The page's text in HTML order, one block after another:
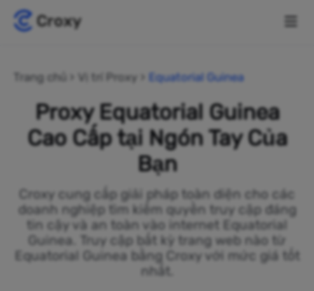
Trang chủ Vị trí Proxy Equatorial Guinea
Proxy Equatorial Guinea
Cao Cấp tại Ngón Tay Của
Bạn
Croxy cung cấp giải pháp toàn diện cho các
doanh nghiệp tìm kiếm quyền truy cập đáng
tin cậy và an toàn vào internet Equatorial
Guinea. Truy cập bất kỳ trang web nào từ
Equatorial Guinea bằng Croxy với mức giá tốt
nhất.